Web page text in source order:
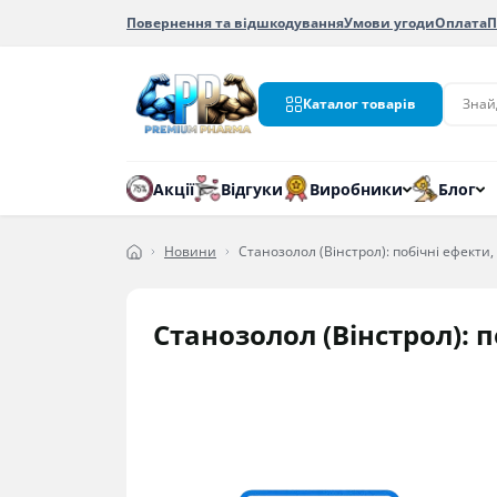
Повернення та відшкодуванняУмови угодиОплата
Каталог товарів
Акції Відгуки Виробники Блог
Новини Станозолол (Вінстрол): побічні
Станозолол (Вінстрол):